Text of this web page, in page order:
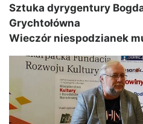
Sztuka dyrygentury
Grychtołówna
Wieczór niespodzianek